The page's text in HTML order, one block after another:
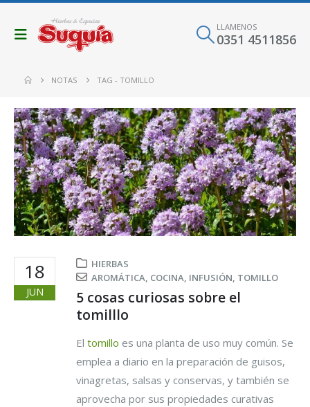
LLAMENOS
0351 4511856
NOTAS TAG -TOMILLO
18
JUN
HIERBAS
AROMÁTICA, COCINA, INFUSIÓN, TOMILLO
5 cosas curiosas sobre el
tomilllo
El tomillo es una planta de uso muy común. Se
emplea a diario en la preparación de guisos,
vinagretas, salsas y conservas, y también se
aprovecha por sus propiedades curativas